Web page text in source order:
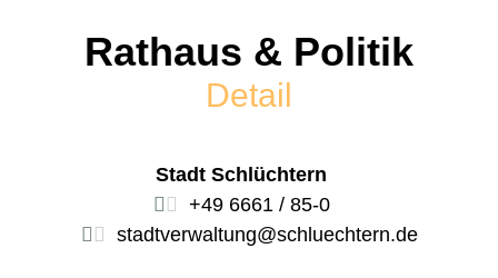
Rathaus & Politik
Detail
Stadt Schlüchtern
+49 6661 / 85-0
stadtverwaltung@schluechtern.de